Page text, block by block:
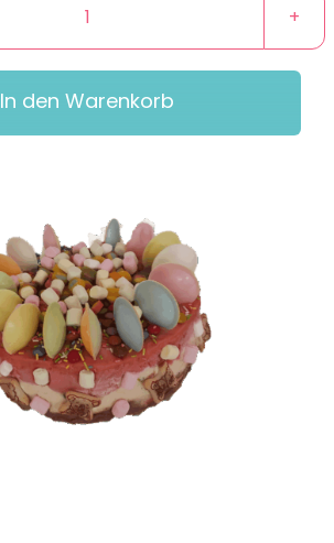
Ufosause
Menge
In den Warenkorb